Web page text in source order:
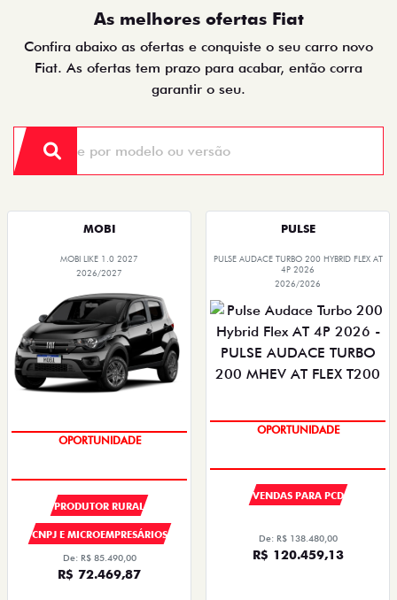
As melhores ofertas Fiat
Confira abaixo as ofertas e conquiste o seu carro novo
Fiat. As ofertas tem prazo para acabar, então corra
garantir o seu.
MOBI
MOBI LIKE 1.0 2027
2026/2027
SUPER DESCONTO
PRODUTOR RURAL
CNPJ E MICROEMPRESÁRIOS
De: R$ 85.490,00
R$ 72.469,87
PULSE
PULSE AUDACE TURBO 200 HYBRID FLEX AT
4P 2026
2026/2026
SUPER DESCONTO
VENDAS PARA PCD
De: R$ 138.480,00
R$ 120.459,13